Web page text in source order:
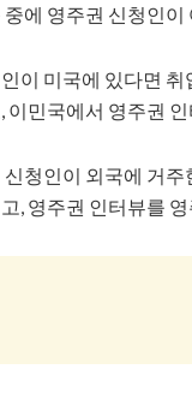
중에 영주권 신청인
이 미국에 있다면
이민국에서 영주권
신청인이 외국에 거
, 영주권 인터뷰를